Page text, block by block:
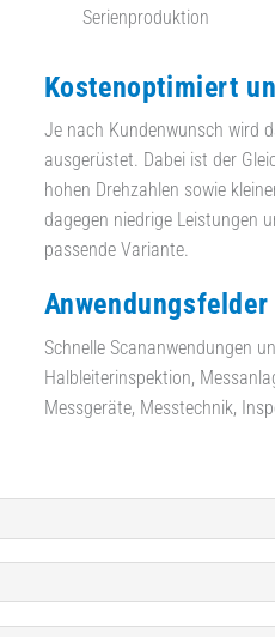
Serienproduktion
Kostenoptimiert
Je nach Kundenwunsch wird
ausgerüstet. Dabei ist der
hohen Drehzahlen sowie
dagegen niedrige Leistungen
passende Variante.
Anwendungsfelder
Schnelle Scananwendungen
Halbleiterinspektion,
Messgeräte, Messtechnik,